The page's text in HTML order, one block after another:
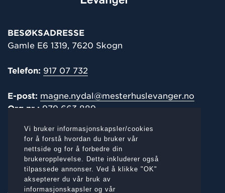
Vi bruker informasjonskapsler/cookies
for å forstå hvordan du bruker vår
nettside og for å forbedre din
brukeropplevelse. Dette inkluderer også
tilpassede annonser. Ved å klikke "OK"
aksepterer du vår bruk av
informasjonskapsler og vår
BESØKSADRESSE
Gamle E6 1319, 7620 Skogn
Telefon: 917 07 732
E-post: magne.nydal@mesterhuslevanger.no
Org.nr.: 979 663 889
POST-/FAKTURAADRESSE
Gamle E6 1319, 7620 Skogn